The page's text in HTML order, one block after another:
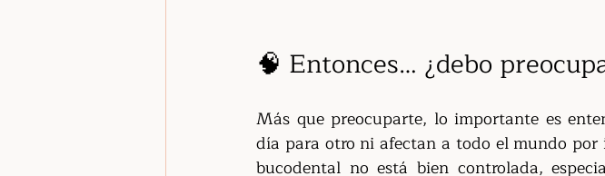
🧠 Entonces… ¿debo
Más que preocuparte, lo importante es
día para otro ni afectan a todo el mundo por
bucodental no está bien controlada,